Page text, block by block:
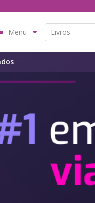
Menu